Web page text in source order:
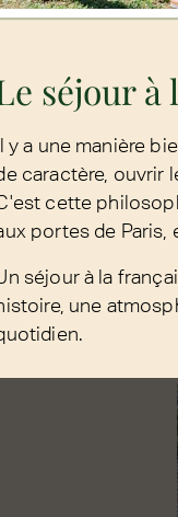
séjour
y a une manière
caractère, ouvrir
cette
portes de Paris,
séjour à la
une